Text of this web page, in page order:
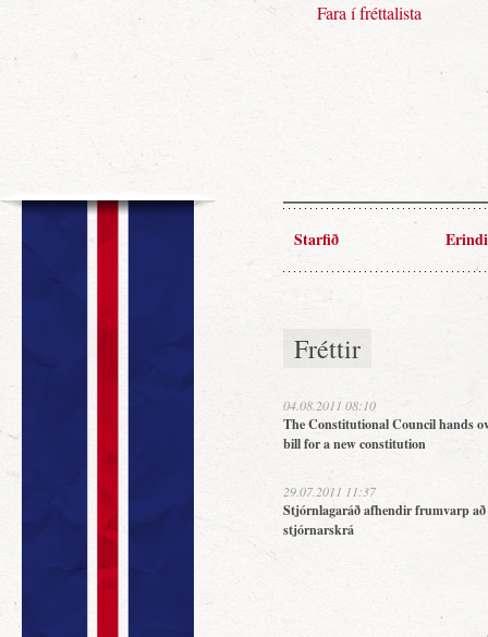
Fara í fréttalista
Starfið Erindi
Fréttir
04.08.2011 08:10
The Constitutional Council hands
bill for a new constitution
29.07.2011 11:37
Stjórnlagaráð afhendir frumvarp
stjórnarskrá